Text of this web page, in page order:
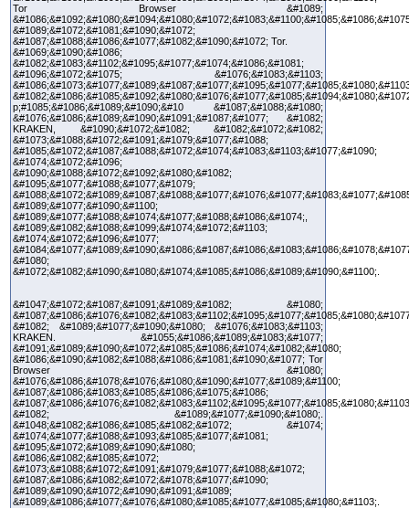
Tor Browser &#1089;
&#1089;&#1072;&#1081;&#1090;&#1072;
&#1087;&#1088;&#1086;&#1077;&#1082;&#1090;&#1072; Tor.
&#1069;&#1090;&#1086;
&#1082;&#1083;&#1102;&#1095;&#1077;&#1074;&#1086;&#1081;
&#1096;&#1072;&#1075; &#1076;&#1083;&#1103;
p;#1085;&#1086;&#1089;&#1090;&#10 &#1087;&#1088;&#1080;
&#1076;&#1086;&#1089;&#1090;&#1091;&#1087;&#1077; &#1082;
KRAKEN, &#1090;&#1072;&#1082; &#1082;&#1072;&#1082;
&#1073;&#1088;&#1072;&#1091;&#1079;&#1077;&#1088;
&#1085;&#1072;&#1087;&#1088;&#1072;&#1074;&#1083;&#1103;&#1077;&#1090;
&#1074;&#1072;&#1096;
&#1090;&#1088;&#1072;&#1092;&#1080;&#1082;
&#1095;&#1077;&#1088;&#1077;&#1079;
&#1089;&#1077;&#1090;&#1100;
&#1089;&#1077;&#1088;&#1074;&#1077;&#1088;&#1086;&#1074;,
&#1089;&#1082;&#1088;&#1099;&#1074;&#1072;&#1103;
&#1074;&#1072;&#1096;&#1077;
&#1080;
&#1072;&#1082;&#1090;&#1080;&#1074;&#1085;&#1086;&#1089;&#1090;&#1100;.
&#1047;&#1072;&#1087;&#1091;&#1089;&#1082; &#1080;
&#1082; &#1089;&#1077;&#1090;&#1080; &#1076;&#1083;&#1103;
KRAKEN. &#1055;&#1086;&#1089;&#1083;&#1077;
&#1091;&#1089;&#1090;&#1072;&#1085;&#1086;&#1074;&#1082;&#1080;
&#1086;&#1090;&#1082;&#1088;&#1086;&#1081;&#1090;&#1077; Tor
Browser &#1080;
&#1076;&#1086;&#1078;&#1076;&#1080;&#1090;&#1077;&#1089;&#1100;
&#1087;&#1086;&#1083;&#1085;&#1086;&#1075;&#1086;
&#1082; &#1089;&#1077;&#1090;&#1080;.
&#1048;&#1082;&#1086;&#1085;&#1082;&#1072; &#1074;
&#1074;&#1077;&#1088;&#1093;&#1085;&#1077;&#1081;
&#1095;&#1072;&#1089;&#1090;&#1080;
&#1086;&#1082;&#1085;&#1072;
&#1073;&#1088;&#1072;&#1091;&#1079;&#1077;&#1088;&#1072;
&#1087;&#1086;&#1082;&#1072;&#1078;&#1077;&#1090;
&#1089;&#1090;&#1072;&#1090;&#1091;&#1089;
&#1089;&#1086;&#1077;&#1076;&#1080;&#1085;&#1077;&#1085;&#1080;&#1103;.